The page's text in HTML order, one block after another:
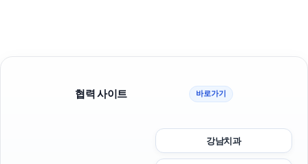
협력 사이트 바로가기
강남치과